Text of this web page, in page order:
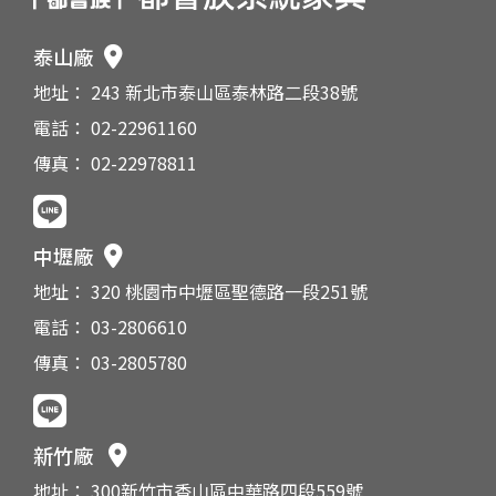
泰山廠
地址： 243 新北市泰山區泰林路二段38號
電話： 02-22961160
傳真： 02-22978811
中壢廠
地址： 320 桃園市中壢區聖德路一段251號
電話： 03-2806610
傳真： 03-2805780
新竹廠
地址： 300新竹市香山區中華路四段559號